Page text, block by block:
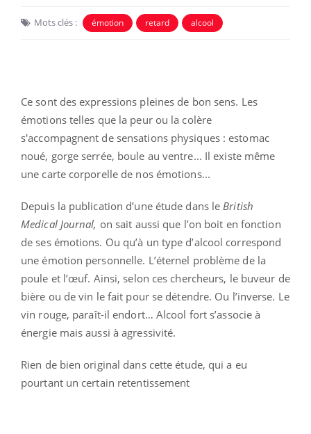
Mots clés : émotion retard alcool
Ce sont des expressions pleines de bon sens. Les
émotions telles que la peur ou la colère
s'accompagnent de sensations physiques : estomac
noué, gorge serrée, boule au ventre... Il existe même
une carte corporelle de nos émotions...
Depuis la publication d’une étude dans leBritish
Medical Journal, on sait aussi que l’on boit en fonction
de ses émotions. Ou qu’à un type d’alcool correspond
une émotion personnelle. L’éternel problème de la
poule et l’œuf. Ainsi, selon ces chercheurs, le buveur de
bière ou de vin le fait pour se détendre. Ou l’inverse. Le
vin rouge, paraît-il endort… Alcool fort s’associe à
énergie mais aussi à agressivité.
Rien de bien original dans cette étude, qui a eu
pourtant un certain retentissement